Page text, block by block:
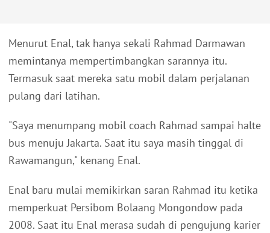
Menurut Enal, tak hanya sekali Rahmad Darmawan
memintanya mempertimbangkan sarannya itu.
Termasuk saat mereka satu mobil dalam perjalanan
pulang dari latihan.
"Saya menumpang mobil coach Rahmad sampai halte
bus menuju Jakarta. Saat itu saya masih tinggal di
Rawamangun," kenang Enal.
Enal baru mulai memikirkan saran Rahmad itu ketika
memperkuat Persibom Bolaang Mongondow pada
2008. Saat itu Enal merasa sudah di pengujung karier